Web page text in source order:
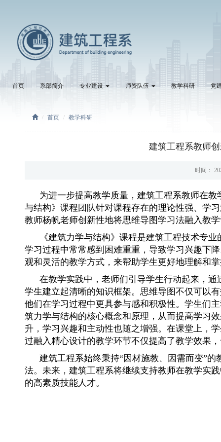
首页 系部简介 专业建设 师资队伍 教学科研 党
首页 教学科研
建筑工程系教师
时间：
为进一步提高教学质量，建筑工程系教师在教
与结构》课程团队针对课程存在的理论性强、学
教师杨帆老师创新性地将思维导图学习法融入教
《建筑力学与结构》课程是建筑工程技术专业
学习过程中常常感到困难重重，导致学习兴趣下
观和灵活的教学方式，来帮助学生更好地理解和
在教学实践中，老师们引导学生行动起来，通
学生建立起清晰的知识框架。思维导图不仅可以
他们在学习过程中更具参与感和积极性。学生们
筑力学与结构的核心概念和原理，从而提高学习
升，学习兴趣和主动性也随之增强。在课堂上，
过融入精心设计的教学环节不仅提高了教学效果
建筑工程系始终秉持“因材施教、因需而变”的
法。未来，建筑工程系将继续支持教师在教学实
的高素质技能人才。